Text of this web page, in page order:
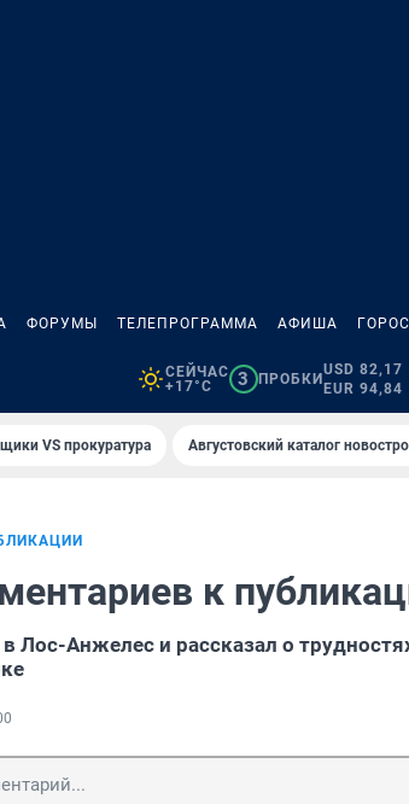
ФОРУМЫ ТЕЛЕПРОГРАММА АФИША
СЕЙЧАС
+17°C
3 ПРОБКИ
USD 82,17
EUR 94,84
VS прокуратура Августовский каталог
к
Лос-Анжелес и рассказал о